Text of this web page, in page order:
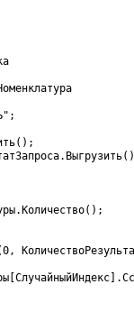
;
( ) ;
. Выгрузить( )
.Количество( ) ;
0,
[СлучайныйИндекс] .